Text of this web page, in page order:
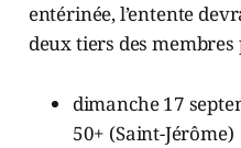
entérinée, l’entente
deux tiers des membres
dimanche 17
50+ (Saint-Jérôme)